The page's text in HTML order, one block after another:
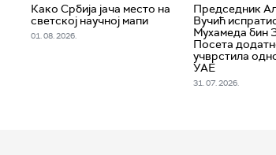
Како Србија јача место на
светској научној мапи
01. 08. 2026.
Председник
Вучић
Мухамеда бин
Посета
учврстила
УАЕ
31. 07. 2026.